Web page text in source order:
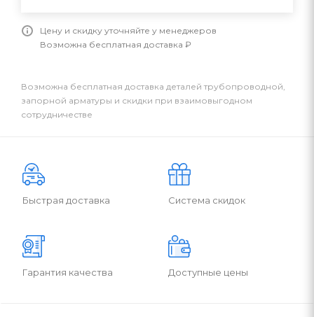
Цену и скидку уточняйте у менеджеров
Возможна бесплатная доставка ₽
Возможна бесплатная доставка деталей трубопроводной,
запорной арматуры и скидки при взаимовыгодном
сотрудничестве
Быстрая доставка Система скидок
Гарантия качества Доступные цены